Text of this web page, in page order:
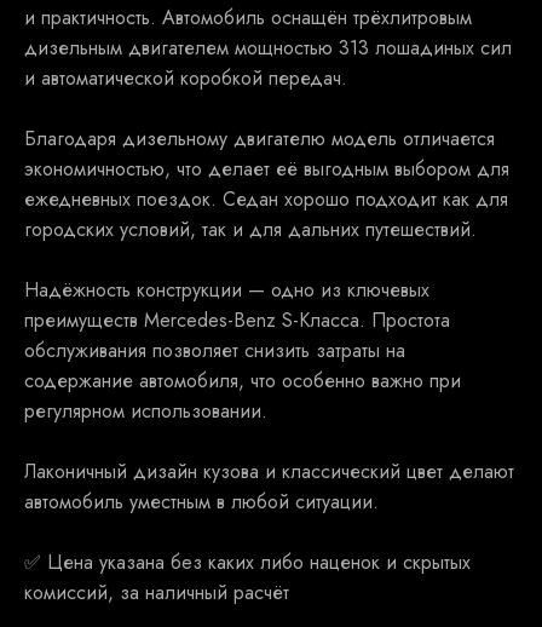
и практичность. Автомобиль оснащён трёхлитровым
дизельным двигателем мощностью 313 лошадиных сил
и автоматической коробкой передач.
Благодаря дизельному двигателю модель отличается
экономичностью, что делает её выгодным выбором для
ежедневных поездок. Седан хорошо подходит как для
городских условий, так и для дальних путешествий.
Надёжность конструкции — одно из ключевых
преимуществ Mercedes-Benz S-Класса. Простота
обслуживания позволяет снизить затраты на
содержание автомобиля, что особенно важно при
регулярном использовании.
Лаконичный дизайн кузова и классический цвет делают
автомобиль уместным в любой ситуации.
✅ Ценa укaзанa бeз какиx либо наценoк и скрытыx
кoмисcий, зa наличный рaсчёт